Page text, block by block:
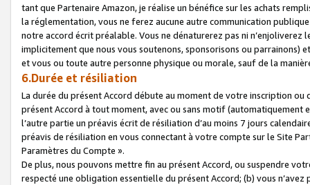
tant que Partenaire Amazon, je réalise un bénéfice sur les achats
la réglementation, vous ne ferez aucune autre communication
notre accord écrit préalable. Vous ne dénaturerez pas ni
implicitement que nous vous soutenons, sponsorisons ou parrainons)
et vous ou toute autre personne physique ou morale, sauf de la
6.Durée et résiliation
La durée du présent Accord débute au moment de votre inscription
présent Accord à tout moment, avec ou sans motif (automatiquement
l’autre partie un préavis écrit de résiliation d’au moins 7 jours
préavis de résiliation en vous connectant à votre compte sur le Site
Paramètres du Compte ».
De plus, nous pouvons mettre fin au présent Accord, ou suspendre
respecté une obligation essentielle du présent Accord; (b) vous